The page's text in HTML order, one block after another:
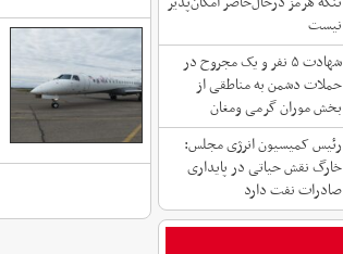
نیست
شهادت ۵ نفر و یک مجروح در
حملات دشمن به مناطقی از
بخش موران گرمی ومغان
رئیس کمیسیون انرژی مجلس:
خارگ نقش حیاتی در پایداری
صادرات نفت دارد